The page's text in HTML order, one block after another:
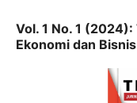
Vol. 1 No. 1
Ekonomi dan Bisnis